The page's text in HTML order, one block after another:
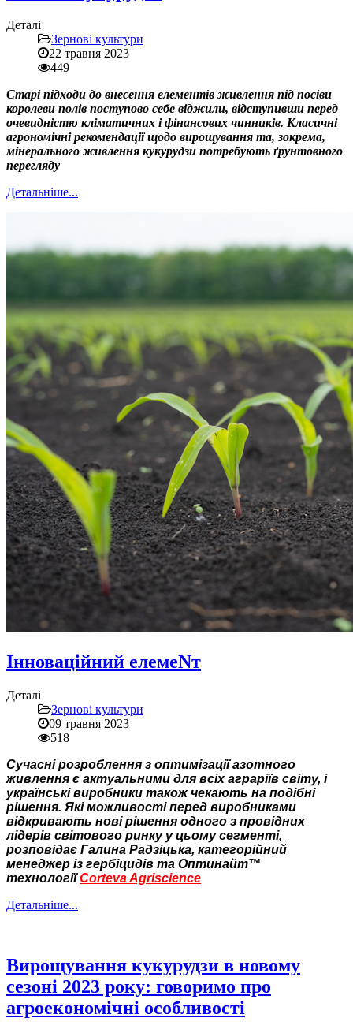
Деталі
Зернові культури
22 травня 2023
449
Старі підходи до внесення елементів живлення під посіви
королеви полів поступово себе віджили, відступивши перед
очевидністю кліматичних і фінансових чинників. Класичні
агрономічні рекомендації щодо вирощування та, зокрема,
мінерального живлення кукурудзи потребують ґрунтовного
перегляду
Детальніше...
Інноваційний елемеNт
Деталі
Зернові культури
09 травня 2023
518
Сучасні розроблення з оптимізації азотного
живлення є актуальними для всіх аграріїв світу, і
українські виробники також чекають на подібні
рішення. Які можливості перед виробниками
відкривають нові рішення одного з провідних
лідерів світового ринку у цьому сегменті,
розповідає Галина Радзіцька, категорійний
менеджер із гербіцидів та Оптинайт™
технологіїCorteva Agriscience
Детальніше...
Вирощування кукурудзи в новому
сезоні 2023 року: говоримо про
агроекономічні особливості